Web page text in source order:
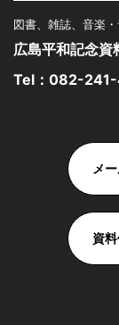
図書、雑誌、音楽
広島平和記念資
Tel： 082-
メ
資